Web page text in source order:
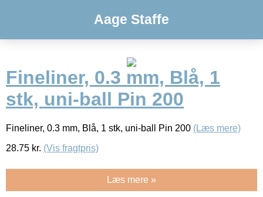
Aage Staffe
Fineliner, 0.3 mm, Blå, 1
stk, uni-ball Pin 200
Fineliner, 0.3 mm, Blå, 1 stk, uni-ball Pin 200 (Læs mere)
28.75 kr. (Vis fragtpris)
Læs mere »